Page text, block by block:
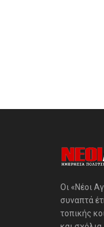
Οι «Νέοι
συναπτά
τοπικής